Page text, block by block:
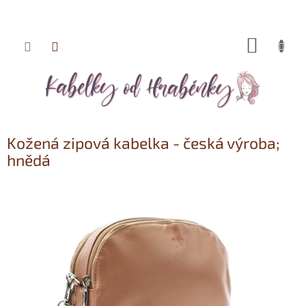
Přejít
Kožená zipová kabelka - česká výroba;
hnědá